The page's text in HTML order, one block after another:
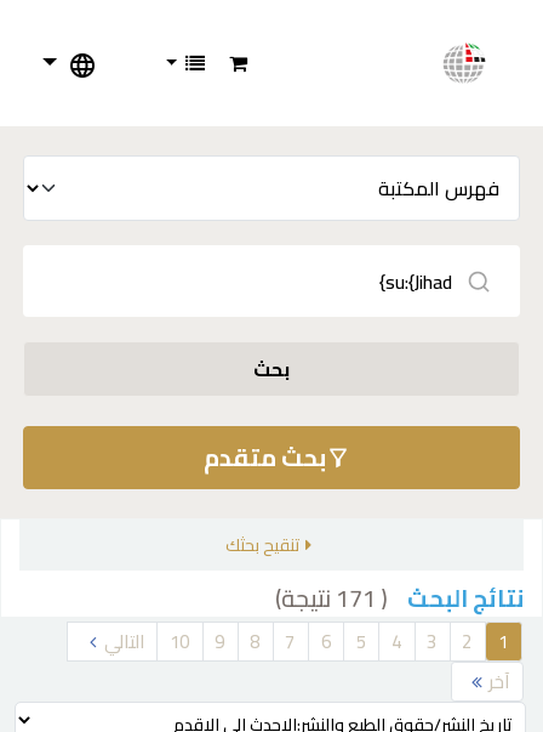
بحث
بحث متقدم
تنقيح بحثك
نتائج البحث ( 171 نتيجة)
1
2
3
4
5
6
7
8
9
10
التالي
آخر
ترتيب بواسطة: